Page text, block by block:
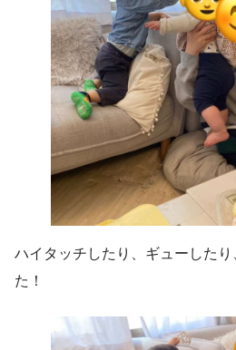
ハイタッチしたり、ギューした
た！